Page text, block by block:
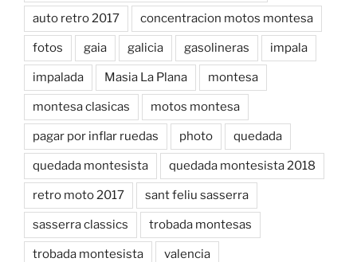
auto retro 2017 concentracion motos montesa
fotos gaia galicia gasolineras impala
impalada Masia La Plana montesa
montesa clasicas motos montesa
pagar por inflar ruedas photo quedada
quedada montesista quedada montesista 2018
retro moto 2017 sant feliu sasserra
sasserra classics trobada montesas
trobada montesista valencia